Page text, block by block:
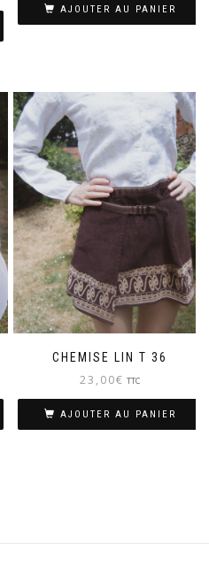
AJOUTER AU PANIER
CHEMISE LIN T 36
23,00€ TTC
AJOUTER AU PANIER